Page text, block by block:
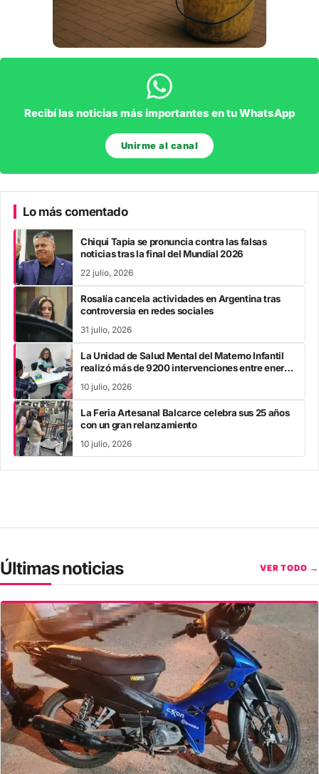
Recibí las noticias más importantes en tu WhatsApp
Unirme al canal
Lo más comentado
Chiqui Tapia se pronuncia contra las falsas
noticias tras la final del Mundial 2026
22 julio, 2026
Rosalía cancela actividades en Argentina tras
controversia en redes sociales
31 julio, 2026
La Unidad de Salud Mental del Materno Infantil
realizó más de 9200 intervenciones entre enero
10 julio, 2026
La Feria Artesanal Balcarce celebra sus 25 años
con un gran relanzamiento
10 julio, 2026
Últimas noticias VER TODO →